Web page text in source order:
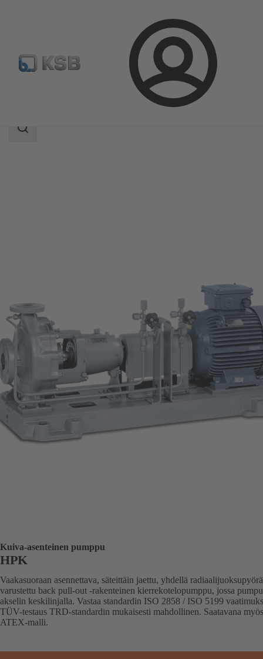
Kirjaudu
HPK
Haun
Kuiva-asenteinen pumppu
HPK
Vaakasuoraan asennettava, säteittäin jaettu, yhdellä
varustettu back pull-out -rakenteinen kierrekotelopumppu, jossa
akselin keskilinjalla. Vastaa standardin ISO 2858 / ISO 5199
TÜV-testaus TRD-standardin mukaisesti mahdollinen. Saatavana myös
ATEX-malli.